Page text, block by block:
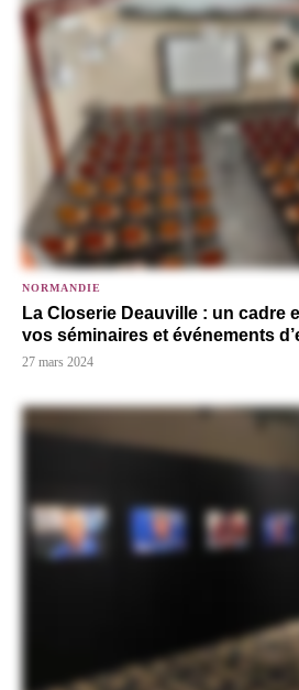
NORMANDIE
La Closerie Deauville : un cadre
vos séminaires et événements
27 mars 2024